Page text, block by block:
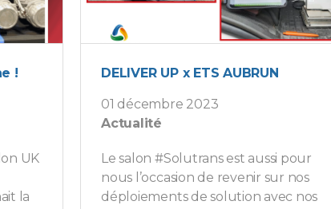
!
UK
la
DELIVER UP x ETS AUBRUN
01 décembre 2023
Actualité
Le salon #Solutrans est aussi pour
nous l’occasion de revenir sur nos
déploiements de solution avec nos